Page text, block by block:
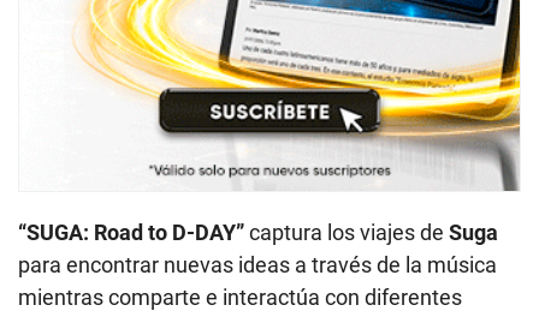
“SUGA: Road to D-DAY”captura los viajes de Suga
para encontrar nuevas ideas a través de la música
mientras comparte e interactúa con diferentes